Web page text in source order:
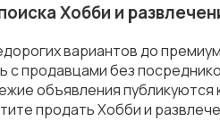
Хобби и
вариантов до
с продавцами без
объявления
продать Хобби и